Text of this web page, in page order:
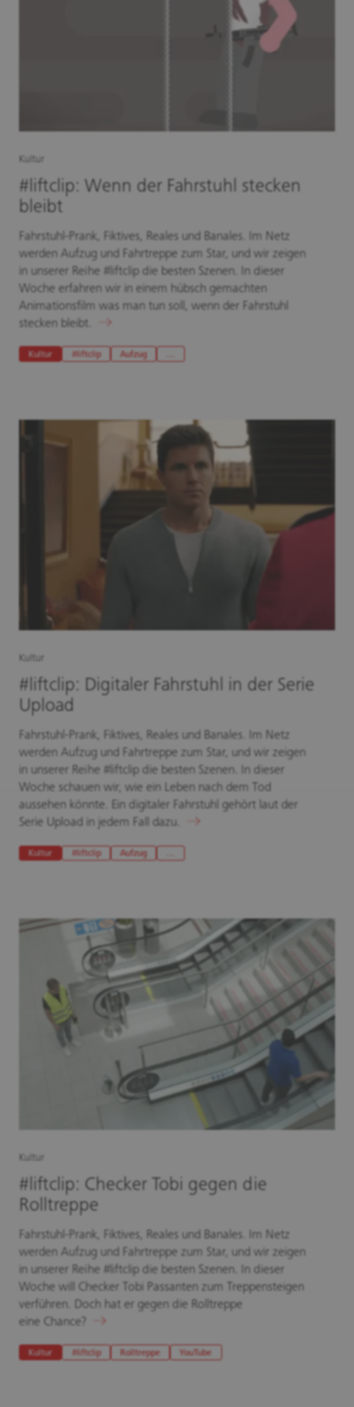
Kultur
#liftclip: Wenn der Fahrstuhl stecken
bleibt
Fahrstuhl-Prank, Fiktives, Reales und Banales. Im Netz
werden Aufzug und Fahrtreppe zum Star, und wir zeigen
in unserer Reihe #liftclip die besten Szenen. In dieser
Woche erfahren wir in einem hübsch gemachten
Animationsfilm was man tun soll, wenn der Fahrstuhl
stecken bleibt.
Kultur #liftclip Aufzug
Kultur
#liftclip: Digitaler Fahrstuhl in der Serie
Upload
Fahrstuhl-Prank, Fiktives, Reales und Banales. Im Netz
werden Aufzug und Fahrtreppe zum Star, und wir zeigen
in unserer Reihe #liftclip die besten Szenen. In dieser
Woche schauen wir, wie ein Leben nach dem Tod
aussehen könnte. Ein digitaler Fahrstuhl gehört laut der
Serie Upload in jedem Fall dazu.
Kultur #liftclip Aufzug
Kultur
#liftclip: Checker Tobi gegen die
Rolltreppe
Fahrstuhl-Prank, Fiktives, Reales und Banales. Im Netz
werden Aufzug und Fahrtreppe zum Star, und wir zeigen
in unserer Reihe #liftclip die besten Szenen. In dieser
Woche will Checker Tobi Passanten zum Treppensteigen
verführen. Doch hat er gegen die Rolltreppe
eine Chance?
Kultur #liftclip Rolltreppe YouTube